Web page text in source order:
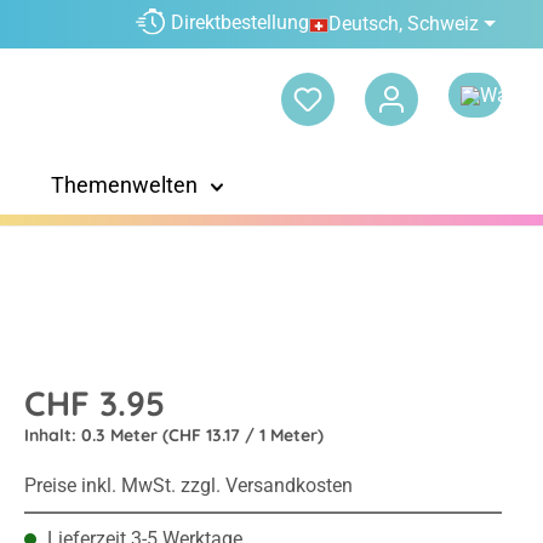
Direktbestellung Deutsch, Schweiz
Themenwelten
CHF 3.95
Inhalt: 0.3 Meter (CHF 13.17 / 1 Meter)
Preise inkl. MwSt. zzgl. Versandkosten